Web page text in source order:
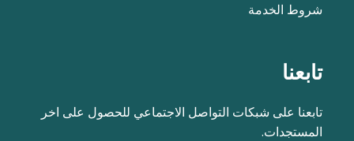
شروط الخدمة
تابعنا
تابعنا على شبكات التواصل الاجتماعي للحصول على اخر
المستجدات.